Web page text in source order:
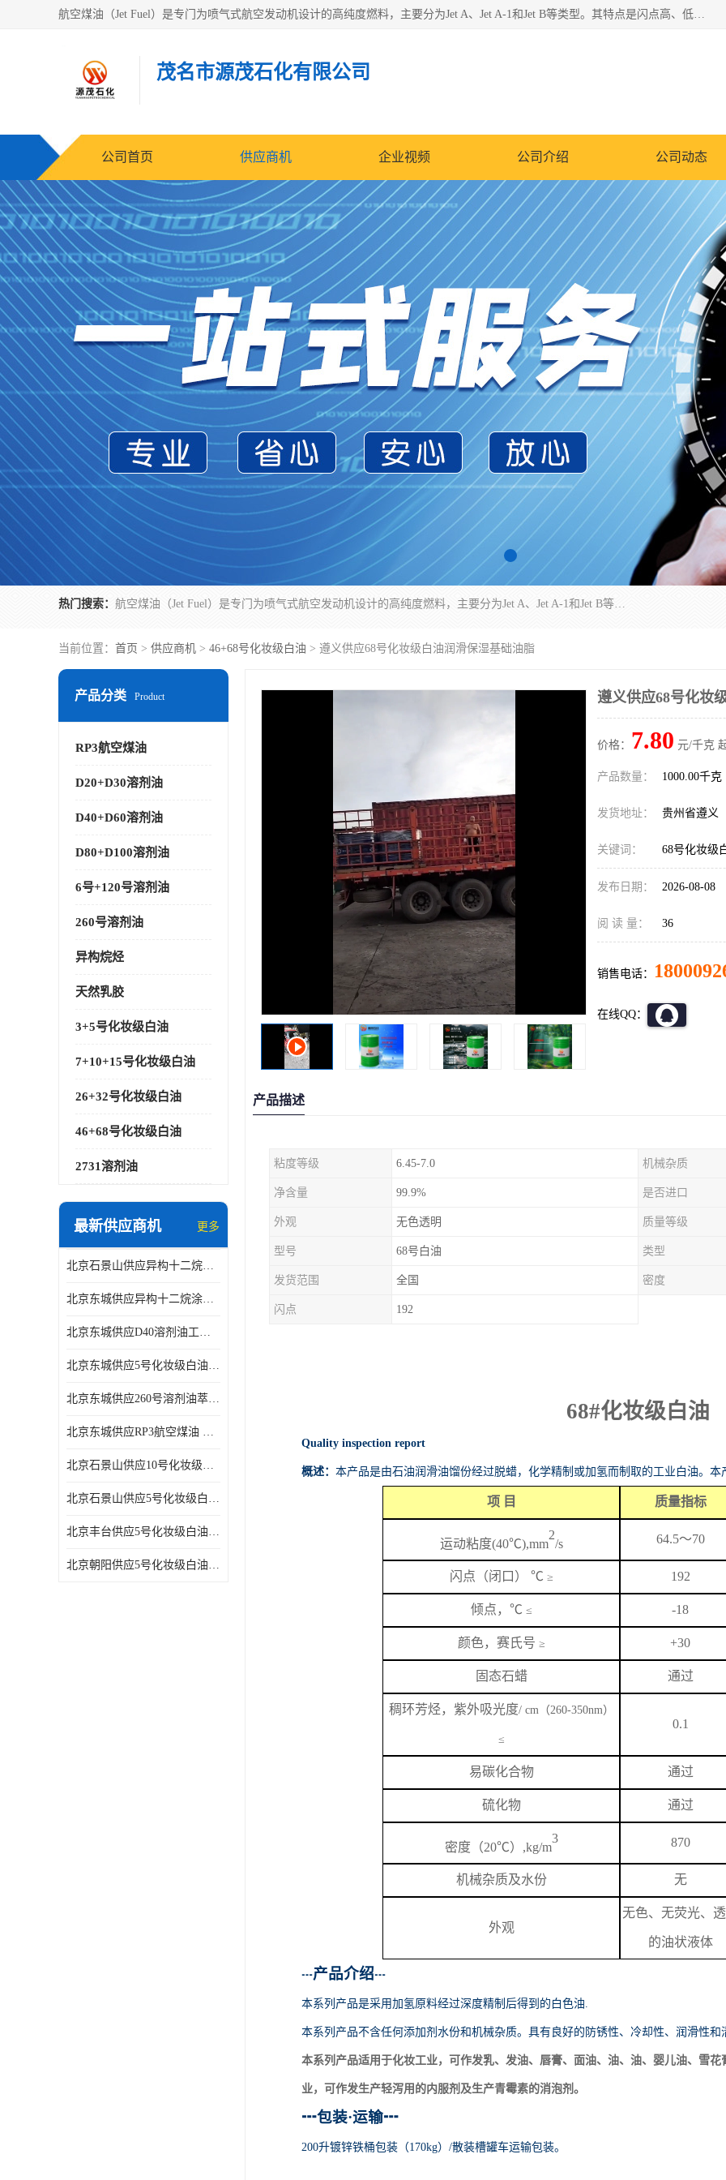
航空煤油（Jet Fuel）是专门为喷气式航空发动机设计的高纯度燃料，主要分为Jet A、Jet A-1和Jet B等类型。其特点是闪点高、低温流动性好，并添加了抗静电剂和抗氧化剂以确保飞行安全。航空煤油需
茂名市源茂石化有限公司
公司首页 供应商机 企业视频 公司介绍 公司动态
热门搜索： 航空煤油（Jet Fuel）是专门为喷气式航空发动机设计的高纯度燃料，主要分为Jet A、Jet A-1和Jet B等类型。其特点是闪点高、低温流动性好，并添加了抗静电剂和抗氧化剂以确保飞行安全。航空煤油需
当前位置： 首页 > 供应商机 > 46+68号化妆级白油 > 遵义供应68号化妆级白油润滑保湿基础油脂
产品分类 Product
RP3航空煤油
D20+D30溶剂油
D40+D60溶剂油
D80+D100溶剂油
6号+120号溶剂油
260号溶剂油
异构烷烃
天然乳胶
3+5号化妆级白油
7+10+15号化妆级白油
26+32号化妆级白油
46+68号化妆级白油
2731溶剂油
最新供应商机 更多
北京石景山供应异构十二烷香精助剂
北京东城供应异构十二烷涂料胶粘油墨稀释剂
北京东城供应D40溶剂油工业金属清洗
北京东城供应5号化妆级白油钻井液润滑剂
北京东城供应260号溶剂油萃取溶剂油金属萃取剂
北京东城供应RP3航空煤油 高含量国标工业级航空煤油燃料油 无色透明
北京石景山供应10号化妆级白油高精密机械润滑油
北京石景山供应5号化妆级白油缝纫机油 设备润滑油
北京丰台供应5号化妆级白油纤维与织物柔软光亮
北京朝阳供应5号化妆级白油纺织时的润滑剂
遵义供应68号化妆
价格： 7.80 元/千克
产品数量： 1000.00千克
发货地址： 贵州省遵义
关键词： 68号化妆级
发布日期： 2026-08-08
阅 读 量： 36
销售电话：
在线QQ：
产品描述
粘度等级 6.45-7.0 机械杂质
净含量 99.9% 是否进口
外观 无色透明 质量等级
型号 68号白油 类型
发货范围 全国 密度
闪点 192
68#化妆级白油
Quality inspection report
概述： 本产品是由石油润滑油馏份经过脱蜡，化学精制或加氢而制取的工业白油。本
项 目 质量指标
运动粘度(40℃),mm
2
/s 64.5～70
闪 点 （闭口） ℃ ≥ 192
倾点， ℃ ≤ -18
颜色，赛氏号 ≥ +30
固态石蜡 通过
稠环芳烃，紫外吸光度/ cm（260-350nm）
≤
0.1
易碳化合物 通过
硫化物 通过
密度（20℃）,kg/m
3 870
机械杂质及水份 无
外观
无色、无荧光、
的油状液体
┅产品介绍┅
本系列产品是采用加氢原料经过深度精制后得到的白色油.
本系列产品不含任何添加剂水份和机械杂质。具有良好的防锈性、冷却性、润滑性和
本系列产品适用于化妆工业，可作发乳、发油、唇膏、面油、油、油、婴儿油、雪
业，可作发生产轻泻用的内服剂及生产青霉素的消泡剂。
┅包装·运输┅
200升镀锌铁桶包装（170kg）/散装槽罐车运输包装。